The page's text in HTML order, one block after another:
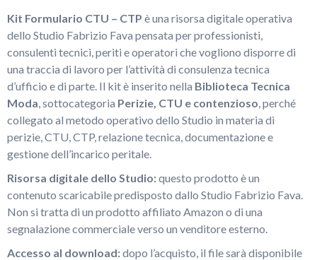
Kit Formulario CTU – CTP è una risorsa digitale operativa
dello Studio Fabrizio Fava pensata per professionisti,
consulenti tecnici, periti e operatori che vogliono disporre di
una traccia di lavoro per l’attività di consulenza tecnica
d’ufficio e di parte. Il kit è inserito nella Biblioteca Tecnica
Moda , sottocategoria Perizie, CTU e contenzioso , perché
collegato al metodo operativo dello Studio in materia di
perizie, CTU, CTP, relazione tecnica, documentazione e
gestione dell’incarico peritale.
Risorsa digitale dello Studio:questo prodotto è un
contenuto scaricabile predisposto dallo Studio Fabrizio Fava.
Non si tratta di un prodotto affiliato Amazon o di una
segnalazione commerciale verso un venditore esterno.
Accesso al download:dopo l’acquisto, il file sarà disponibile